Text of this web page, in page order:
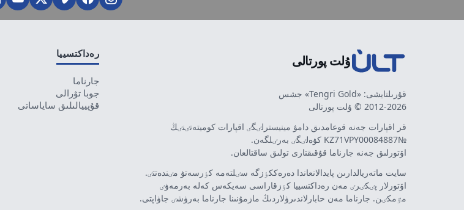
ۇلت پورتالى
قۇرىلتايشى: «Tengri Gold» جشس
2012-2026 © ۇلت پورتالى
قر اقپارات جەنە قوعامدىق دامۋ مينيسترلٸگٸ اقپارات كوميتەتٸنٸڭ
№KZ71VPY00084887 كۋەلٸگٸ بەرٸلگەن.
اۆتورلىق جەنە جارناما قۇقىقتارى تولىق ساقتالعان.
سايت ماتەريالدارىن پايدالانعاندا دەرەككٶزگە سٸلتەمە كٶرسەتۋ مٸندەتتٸ.
اۆتورلار پٸكٸرٸ مەن رەداكتسييا كٶزقاراسى سەيكەس كەلە بەرمەۋٸ
مٷمكٸن. جارناما مەن حابارلاندىرۋلاردىڭ مازمۇنىنا جارناما بەرۋشٸ جاۋاپتى.
رەداكتسييا
جارناما
جوبا تۋرالى
قۇپييالىلىق ساياساتى